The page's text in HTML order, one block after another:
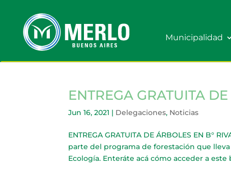
Municipalidad
ENTREGA GRATUITA
Jun 16, 2021 | Delegaciones, Noticias
ENTREGA GRATUITA DE ÁRBOLES EN B°
parte del programa de forestación que
Ecología. Enteráte acá cómo acceder a este